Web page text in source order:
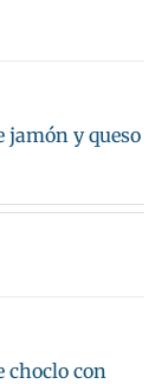
jamón y queso
choclo con